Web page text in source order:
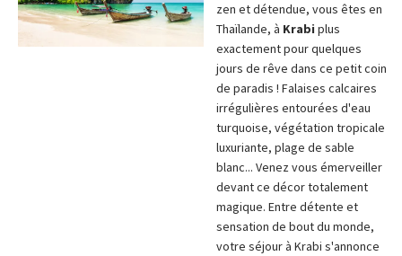
zen et détendue, vous êtes en
Thaïlande, à Krabi plus
exactement pour quelques
jours de rêve dans ce petit coin
de paradis ! Falaises calcaires
irrégulières entourées d'eau
turquoise, végétation tropicale
luxuriante, plage de sable
blanc... Venez vous émerveiller
devant ce décor totalement
magique. Entre détente et
sensation de bout du monde,
votre séjour à Krabi s'annonce